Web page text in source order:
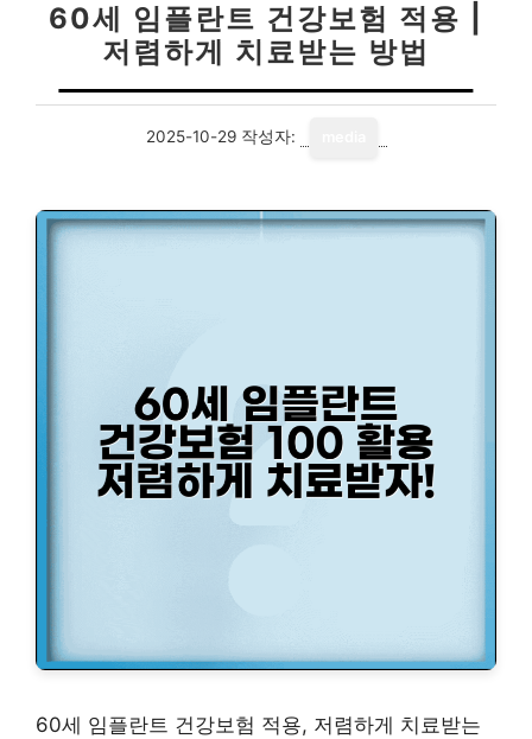
60세 임플란트 건강보험 적용 |
저렴하게 치료받는 방법
2025-10-29 작성자:
60세 임플란트 건강보험 적용, 저렴하게 치료받는